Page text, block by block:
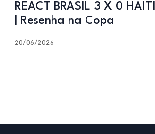
REACT BRASIL 3 X 0 HAITI
| Resenha na Copa
20/06/2026